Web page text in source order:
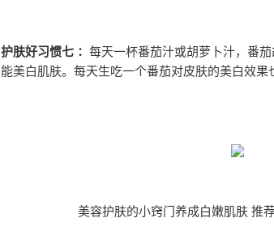
护肤好习惯七 ： 每天一杯番茄汁或胡萝卜汁，番
能美白肌肤。每天生吃一个番茄对皮肤的美白效果
美容护肤的小窍门养成白嫩肌肤 推